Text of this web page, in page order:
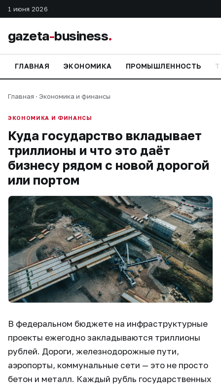
1 июня 2026
gazeta-business.
ГЛАВНАЯ ЭКОНОМИКА ПРОМЫШЛЕННОСТЬ
Главная · Экономика и финансы
ЭКОНОМИКА И ФИНАНСЫ
Куда государство вкладывает
триллионы и что это даёт
бизнесу рядом с новой дорогой
или портом
В федеральном бюджете на инфраструктурные
проекты ежегодно закладываются триллионы
рублей. Дороги, железнодорожные пути,
аэропорты, коммунальные сети — это не просто
бетон и металл. Каждый рубль государственных